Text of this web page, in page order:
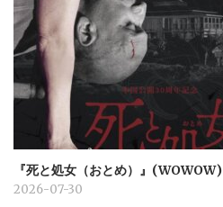
『死と処女（おとめ）』(WOWOW)
2026-07-30